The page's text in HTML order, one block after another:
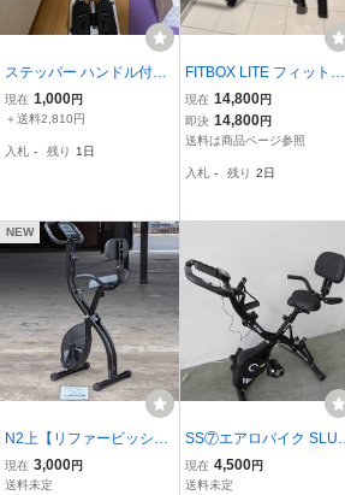
ステッパー ハンドル付き
フィットネス エクササイ
ズ 室内運動器具
現在 1,000円
＋送料2,810円
入札 - 残り 1日
FITBOX LITE フィットネ
スバイク エアロバイク F
BX-001B_01
現在 14,800円
即決 14,800円
送料は商品ページ参照
入札 - 残り 2日
NEW
N2上【リファービッシュ
品】ダイコー 家庭用フ
ィットネスバイク DK-X
現在 3,000円
送料未定
SS⑦エアロバイク SLUN
SEモデル916 折り畳み式
フィットネスバイク 背も
現在 4,500円
送料未定